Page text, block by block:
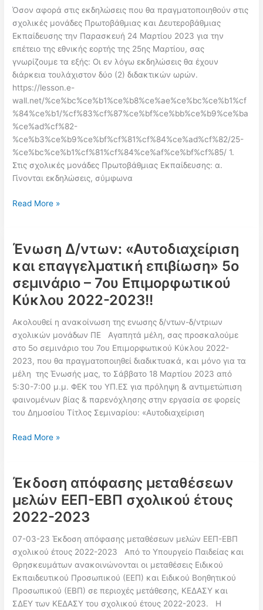
Όσον αφορά στις εκδηλώσεις που θα πραγματοποιηθούν στις
σχολικές μονάδες Πρωτοβάθμιας και Δευτεροβάθμιας
Εκπαίδευσης την Παρασκευή 24 Μαρτίου 2023 για την
επέτειο της εθνικής εορτής της 25ης Μαρτίου, σας
γνωρίζουμε τα εξής: Οι εν λόγω εκδηλώσεις θα έχουν
διάρκεια τουλάχιστον δύο (2) διδακτικών ωρών.
https://lesson.e-
wall.net/%ce%bc%ce%b1%ce%b8%ce%ae%ce%bc%ce%b1%cf
%84%ce%b1/%cf%83%cf%87%ce%bf%ce%bb%ce%b9%ce%ba
%ce%ad%cf%82-
%ce%b3%ce%b9%ce%bf%cf%81%cf%84%ce%ad%cf%82/25-
%ce%bc%ce%b1%cf%81%cf%84%ce%af%ce%bf%cf%85/ 1.
Στις σχολικές μονάδες Πρωτοβάθμιας Εκπαίδευσης: α.
Γίνονται εκδηλώσεις, σύμφωνα
Εγκύκλιος:
την
επέτειο
της
Εθνικής
Εορτής
της
25ης
Μαρτίου
σχολικού
έτους
2022-
2023»
Read More »
Ένωση Δ/ντων: «Αυτοδιαχείριση
και επαγγελματική επιβίωση» 5ο
σεμινάριο – 7ου Επιμορφωτικού
Κύκλου 2022-2023!!
Ακολουθεί η ανακοίνωση της ενωσης δ/ντων-δ/ντριων
σχολικών μονάδων ΠΕ Αγαπητά μέλη, σας προσκαλούμε
στο 5ο σεμινάριο του 7ου Επιμορφωτικού Κύκλου 2022-
2023, που θα πραγματοποιηθεί διαδικτυακά, και μόνο για τα
μέλη της Ένωσής μας, το Σάββατο 18 Μαρτίου 2023 από
5:30-7:00 μ.μ. ΦΕΚ του ΥΠ.ΕΣ για πρόληψη & αντιμετώπιση
φαινομένων βίας & παρενόχλησης στην εργασία σε φορείς
του Δημοσίου Τίτλος Σεμιναρίου: «Αυτοδιαχείριση
Ένωση
«Αυτοδιαχείριση
και
επαγγελματική
επιβίωση»
σεμινάριο
–
7ου
Επιμορφωτικού
Κύκλου
2022-
Read More »
Έκδοση απόφασης μεταθέσεων
μελών ΕΕΠ-ΕΒΠ σχολικού έτους
2022-2023
07-03-23 Έκδοση απόφασης μεταθέσεων μελών ΕΕΠ-ΕΒΠ
σχολικού έτους 2022-2023 Από το Υπουργείο Παιδείας και
Θρησκευμάτων ανακοινώνονται οι μεταθέσεις Ειδικού
Εκπαιδευτικού Προσωπικού (ΕΕΠ) και Ειδικού Βοηθητικού
Προσωπικού (ΕΒΠ) σε περιοχές μετάθεσης, ΚΕΔΑΣΥ και
ΣΔΕΥ των ΚΕΔΑΣΥ του σχολικού έτους 2022-2023. Η